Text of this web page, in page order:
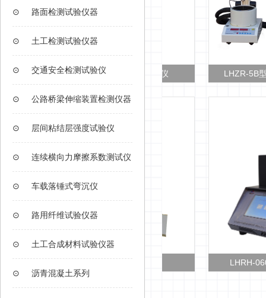
⊙ 路面检测试验仪器
⊙ 土工检测试验仪器
⊙ 交通安全检测试验仪
⊙ 公路桥梁伸缩装置检测仪器
⊙ 层间粘结层强度试验仪
⊙ 连续横向力摩擦系数测试仪
⊙ 车载落锤式弯沉仪
⊙ 路用纤维试验仪器
⊙ 土工合成材料试验仪器
⊙ 沥青混凝土系列
LHZR-5型 电脑沥青针入度测定仪 LHZR-5B型 高低温全
LHRH-0606F型自动